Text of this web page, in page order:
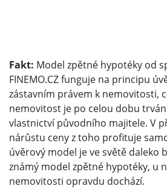
Fakt: Model zpětné hypotéky od
FINEMO.CZ funguje na principu
zástavním právem k nemovitosti,
nemovitost je po celou dobu
vlastnictví původního majitele. V
nárůstu ceny z toho profituje
úvěrový model je ve světě daleko
známý model zpětné hypotéky, u
nemovitosti opravdu dochází.